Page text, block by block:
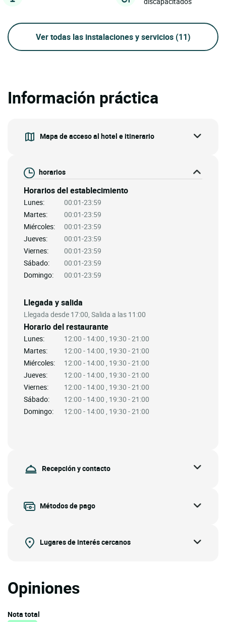
Ver todas las instalaciones y servicios (11)
Información práctica
Mapa de acceso al hotel e itinerario
horarios
Horarios del establecimiento
Lunes:
00:01-23:59
Martes:
00:01-23:59
Miércoles:
00:01-23:59
Jueves:
00:01-23:59
Viernes:
00:01-23:59
Sábado:
00:01-23:59
Domingo:
00:01-23:59
Llegada y salida
Llegada desde 17:00, Salida a las 11:00
Horario del restaurante
Lunes:
12:00 - 14:00 , 19:30 - 21:00
Martes:
12:00 - 14:00 , 19:30 - 21:00
Miércoles:
12:00 - 14:00 , 19:30 - 21:00
Jueves:
12:00 - 14:00 , 19:30 - 21:00
Viernes:
12:00 - 14:00 , 19:30 - 21:00
Sábado:
12:00 - 14:00 , 19:30 - 21:00
Domingo:
12:00 - 14:00 , 19:30 - 21:00
Recepción y contacto
Métodos de pago
Lugares de interés cercanos
Opiniones
Nota total